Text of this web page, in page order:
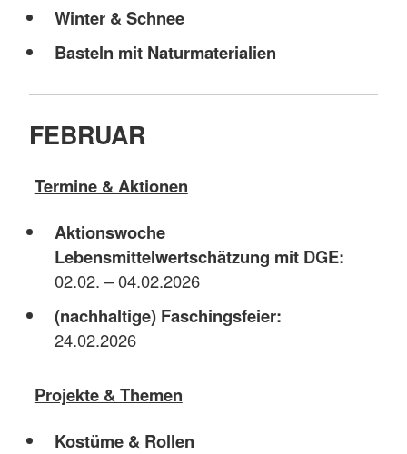
Winter & Schnee
Basteln mit Naturmaterialien
FEBRUAR
Termine & Aktionen
Aktionswoche
Lebensmittelwertschätzung mit DGE:
02.02. – 04.02.2026
(nachhaltige) Faschingsfeier:
24.02.2026
Projekte & Themen
Kostüme & Rollen